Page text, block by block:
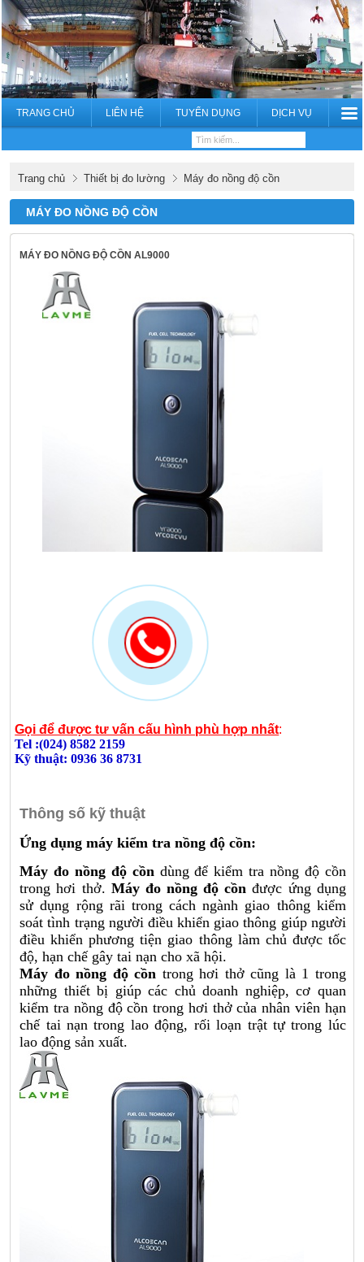
TRANG CHỦ LIÊN HỆ TUYỂN DỤNG DỊCH VỤ
Trang chủ Thiết bị đo lường Máy đo nồng độ cồn
MÁY ĐO NỒNG ĐỘ CỒN
MÁY ĐO NỒNG ĐỘ CỒN AL9000
Gọi để được tư vấn cấu hình phù hợp nhất:
Tel :(024) 8582 2159
Kỹ thuật: 0936 36 8731
Thông số kỹ thuật
Ứng dụng máy kiểm tra nồng độ cồn:
Máy đo nồng độ cồn dùng để kiểm tra nồng độ cồn
trong hơi thở. Máy đo nồng độ cồn được ứng dụng
sử dụng rộng rãi trong cách ngành giao thông kiểm
soát tình trạng người điều khiển giao thông giúp người
điều khiển phương tiện giao thông làm chủ được tốc
độ, hạn chế gây tai nạn cho xã hội.
Máy đo nồng độ cồn trong hơi thở cũng là 1 trong
những thiết bị giúp các chủ doanh nghiệp, cơ quan
kiểm tra nồng độ cồn trong hơi thở của nhân viên hạn
chế tai nạn trong lao động, rối loạn trật tự trong lúc
lao động sản xuất.